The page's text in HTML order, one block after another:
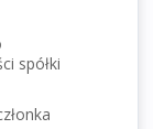
spółki